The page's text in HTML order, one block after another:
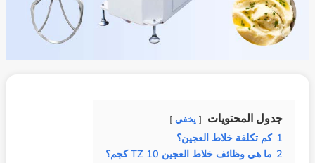
جدول المحتويات يخفي
1 كم تكلفة خلاط العجين؟
2 ما هي وظائف خلاط العجين TZ 10 كجم؟